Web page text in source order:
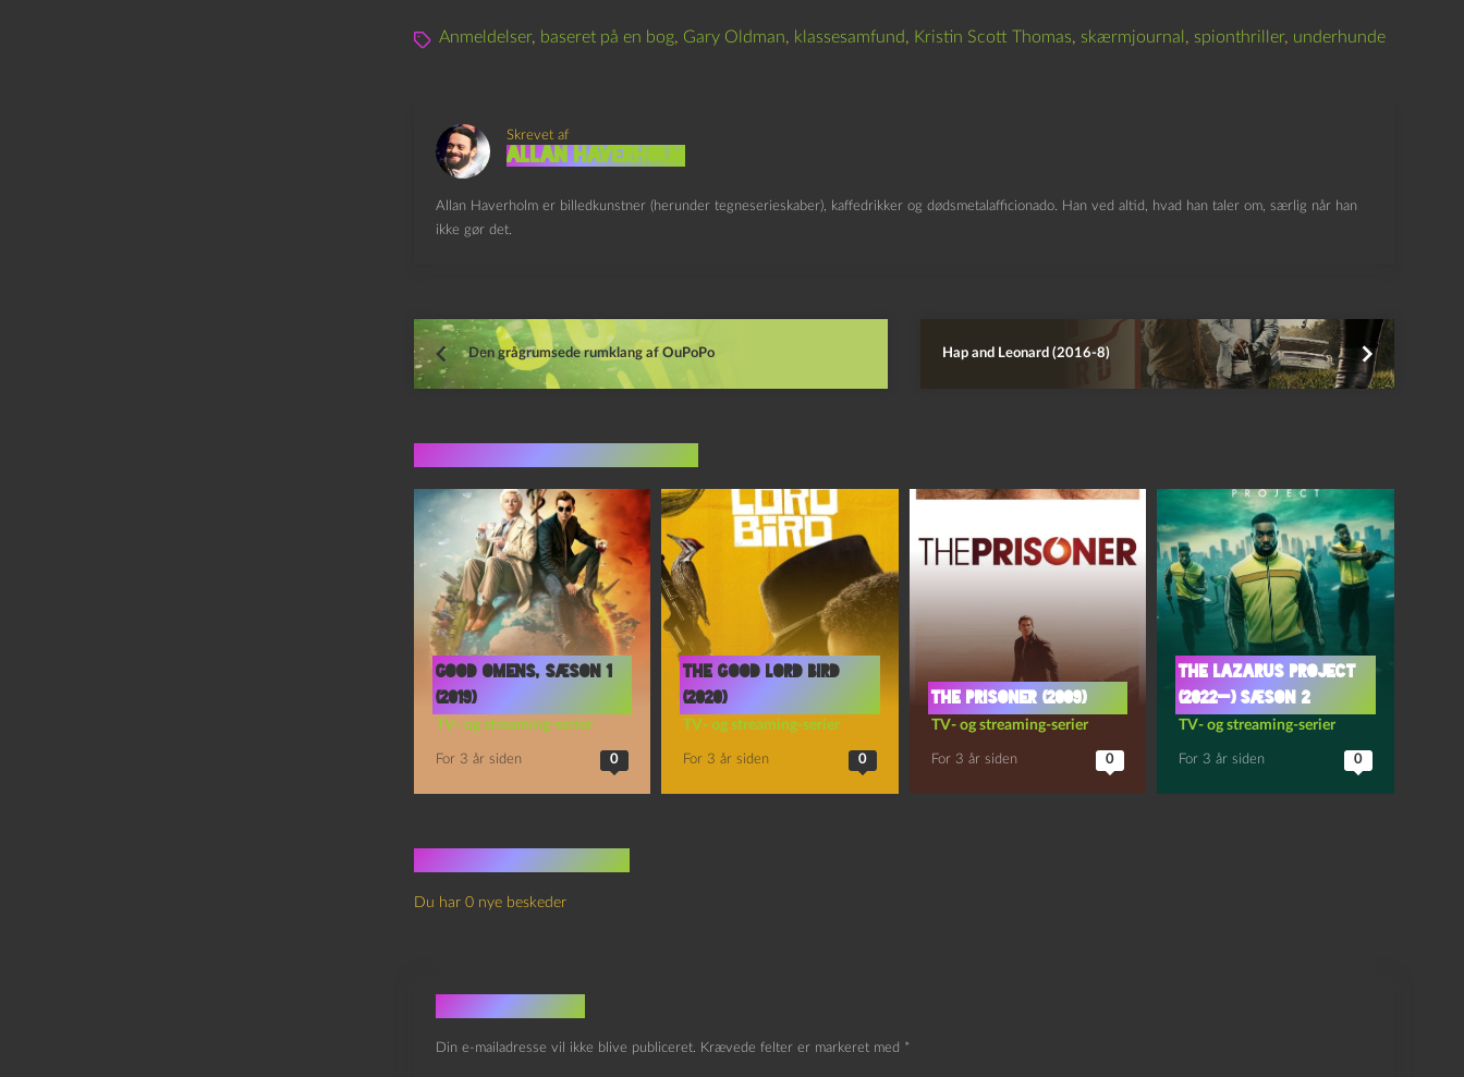
Anmeldelser, baseret på en bog, Gary Oldman, klassesamfund, Kristin Scott Thomas, skærmjournal , spionthriller, underhunde
Skrevet af
Allan Haverholm
Allan Haverholm er billedkunstner (herunder tegneserieskaber), kaffedrikker og dødsmetalafficionado. Han ved altid, hvad han taler om, særlig når han
ikke gør det.
Den grågrumsede rumklang af OuPoPo Hap and Leonard (2016-8)
Good omens, sæson 1
(2019)
TV- og streaming-serier
For 3 år siden 0
The good lord bird
(2020)
TV- og streaming-serier
For 3 år siden 0
The prisoner (2009)
TV- og streaming-serier
For 3 år siden 0
The Lazarus project
(2022—) sæson 2
TV- og streaming-serier
For 3 år siden 0
Du har 0 nye beskeder
Skriv et svar
Din e-mailadresse vil ikke blive publiceret. Krævede felter er markeret med *